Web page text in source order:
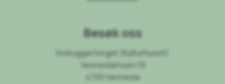
Besøk oss
Innbyggertorget (Kulturhuset)
Venneslamoen 19
4700 Vennesla